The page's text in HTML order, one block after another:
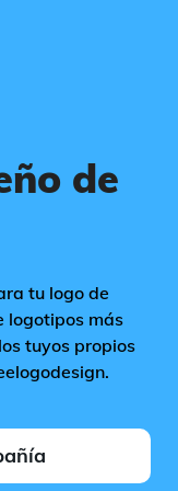
de
tu logo de
logotipos más
tuyos propios